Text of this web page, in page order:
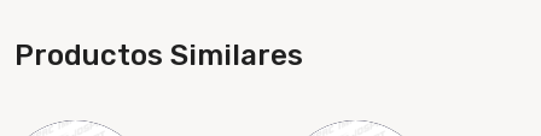
Productos Similares